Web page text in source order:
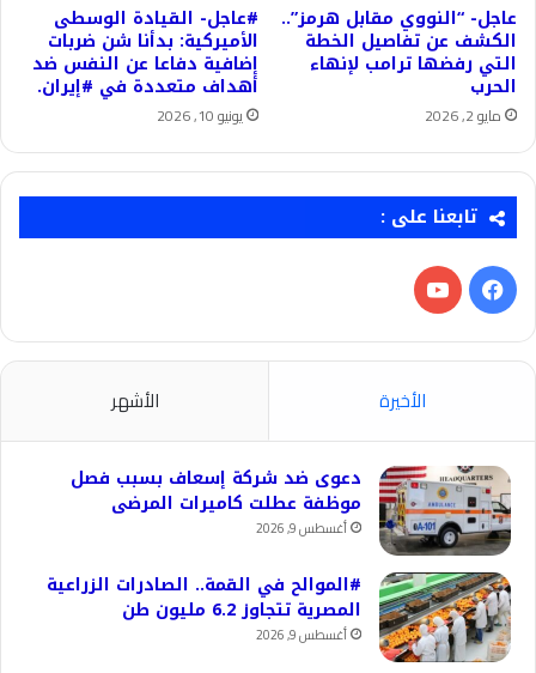
عاجل- “النووي مقابل هرمز”..
الكشف عن تفاصيل الخطة
التي رفضها ترامب لإنهاء
الحرب
مايو 2, 2026
#عاجل- القيادة الوسطى
الأميركية: بدأنا شن ضربات
إضافية دفاعا عن النفس ضد
أهداف متعددة في ‎#إيران.
يونيو 10, 2026
تابعنا على :
فيسبوك‫YouTube
الأخيرة الأشهر
دعوى ضد شركة إسعاف بسبب فصل
موظفة عطلت كاميرات المرضى
أغسطس 9, 2026
#الموالح في القمة.. الصادرات الزراعية
المصرية تتجاوز 6.2 مليون طن
أغسطس 9, 2026